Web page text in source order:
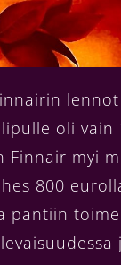
oli vain
Finnair myi
800
pantiin